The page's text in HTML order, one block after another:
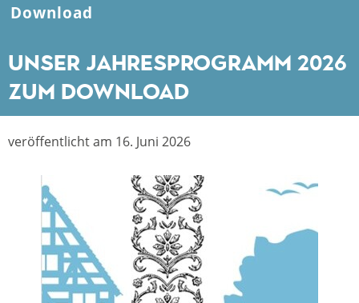
Download
Unser Jahresprogramm 2026
zum Download
veröffentlicht am 16. Juni 2026